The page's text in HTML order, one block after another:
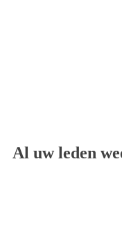
Al uw leden